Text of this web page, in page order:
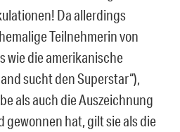
Da allerdings
Teilnehmerin von
wie die amerikanische
sucht den Superstar“),
als auch die Auszeichnung
gewonnen hat, gilt sie als die